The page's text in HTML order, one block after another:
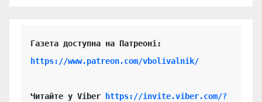
https://www.patreon.com/vbolivalnik/
Читайте у Viber
https://invite.viber.com/?